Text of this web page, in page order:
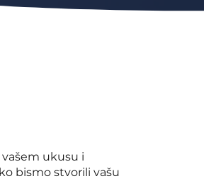
ukusu i
bismo stvorili vašu